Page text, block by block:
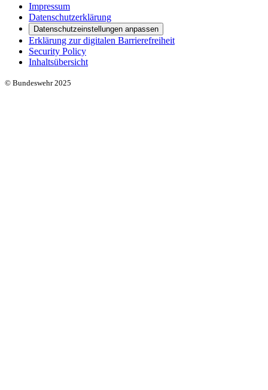
Impressum
Datenschutzerklärung
Datenschutzeinstellungen anpassen
Erklärung zur digitalen Barrierefreiheit
Security Policy
Inhaltsübersicht
© Bundeswehr 2025